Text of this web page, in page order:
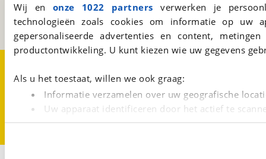
Wij en onze 1022 partners verwerken je
technologieën zoals cookies om informatie op
gepersonaliseerde advertenties en content,
productontwikkeling. U kunt kiezen wie uw gegevens
Als u het toestaat, willen we ook graag:
Informatie verzamelen over uw geografische
Uw apparaat identificeren door het actief te
Lees meer over hoe uw persoonlijke gegevens worden
Een initiatief van
BOVAG
CookievoorkeurenVacatures